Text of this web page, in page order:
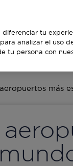
más
tu
analizar el uso
tu persona con